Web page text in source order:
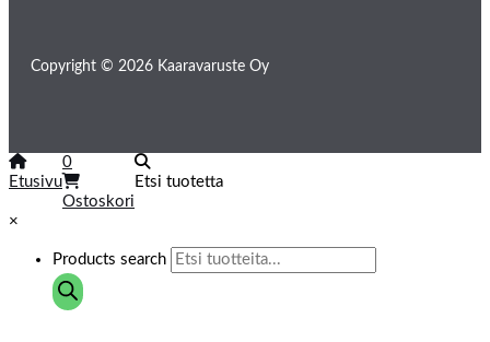
Copyright © 2026 Kaaravaruste Oy
Etusivu
0
Ostoskori
Etsi tuotetta
×
Products search